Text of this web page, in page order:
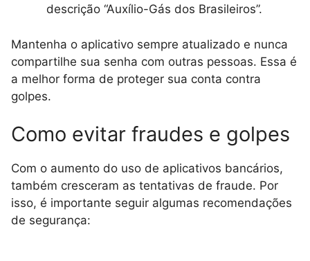
descrição “Auxílio-Gás dos Brasileiros”.
Mantenha o aplicativo sempre atualizado e nunca
compartilhe sua senha com outras pessoas. Essa é
a melhor forma de proteger sua conta contra
golpes.
Como evitar fraudes e golpes
Com o aumento do uso de aplicativos bancários,
também cresceram as tentativas de fraude. Por
isso, é importante seguir algumas recomendações
de segurança: